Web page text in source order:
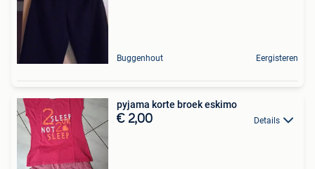
Buggenhout Eergisteren
pyjama korte broek eskimo
€ 2,00 Details